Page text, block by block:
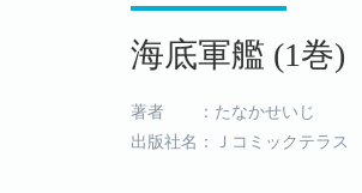
海底軍艦 (1巻)
著者 ：たなかせいじ
出版社名：Ｊコミックテラス